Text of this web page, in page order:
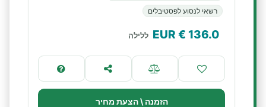
רשאי לנסוע לפסטיבלים
136.0
€ EUR ללילה
הזמנה \ הצעת מחיר